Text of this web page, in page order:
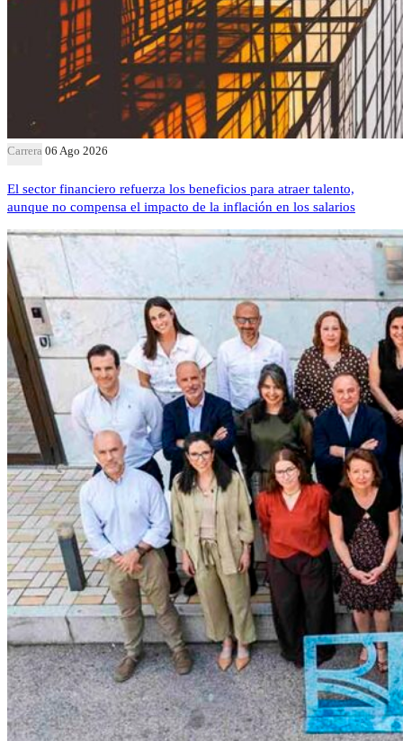
Carrera 06 Ago 2026
El sector financiero refuerza los beneficios para atraer talento,
aunque no compensa el impacto de la inflación en los salarios